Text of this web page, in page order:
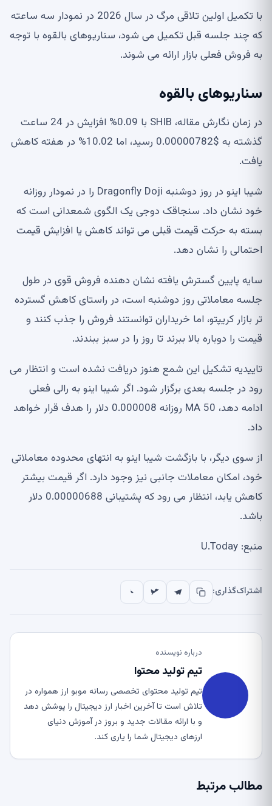
با تکمیل اولین تلاقی مرگ در سال 2026 در نمودار سه ساعته
که چند جلسه قبل تکمیل می شود، سناریوهای بالقوه با توجه
به فروش فعلی بازار ارائه می شوند.
سناریوهای بالقوه
در زمان نگارش مقاله، SHIB با 0.09% افزایش در 24 ساعت
گذشته به $0.00000782 رسید، اما 10.02% در هفته کاهش
یافت.
شیبا اینو در روز دوشنبه Dragonfly Doji را در نمودار روزانه
خود نشان داد. سنجاقک دوجی یک الگوی شمعدانی است که
بسته به حرکت قیمت قبلی می تواند کاهش یا افزایش قیمت
احتمالی را نشان دهد.
سایه پایین گسترش یافته نشان دهنده فروش قوی در طول
جلسه معاملاتی روز دوشنبه است، در راستای کاهش گسترده
تر بازار کریپتو، اما خریداران توانستند فروش را جذب کنند و
قیمت را دوباره بالا ببرند تا روز را در سبز ببندند.
تاییدیه تشکیل این شمع هنوز دریافت نشده است و انتظار می
رود در جلسه بعدی برگزار شود. اگر شیبا اینو به رالی فعلی
ادامه دهد، MA 50 روزانه 0.000008 دلار را هدف قرار خواهد
داد.
از سوی دیگر، با بازگشت شیبا اینو به انتهای محدوده معاملاتی
خود، امکان معاملات جانبی نیز وجود دارد. اگر قیمت بیشتر
کاهش یابد، انتظار می رود که پشتیبانی 0.00000688 دلار
باشد.
منبع: U.Today
اشتراک‌گذاری:
درباره نویسنده
تیم تولید محتوا
تیم تولید محتوای تخصصی رسانه موبو ارز همواره در
تلاش است تا آخرین اخبار ارز دیجیتال را پوشش دهد
و با ارائه مقالات جدید و بروز در آموزش دنیای
ارزهای دیجیتال شما را یاری کند.
مطالب مرتبط